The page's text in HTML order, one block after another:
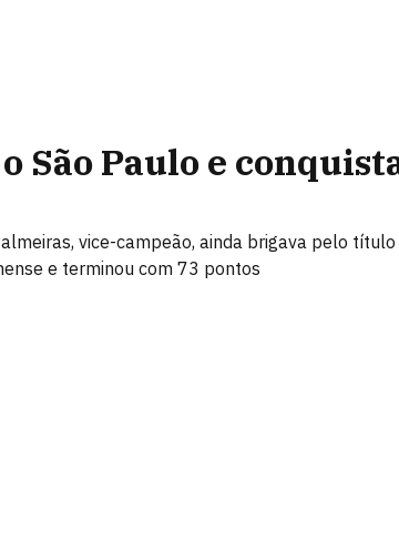
São Paulo e
vice-campeão, ainda brigava pelo
e terminou com 73 pontos